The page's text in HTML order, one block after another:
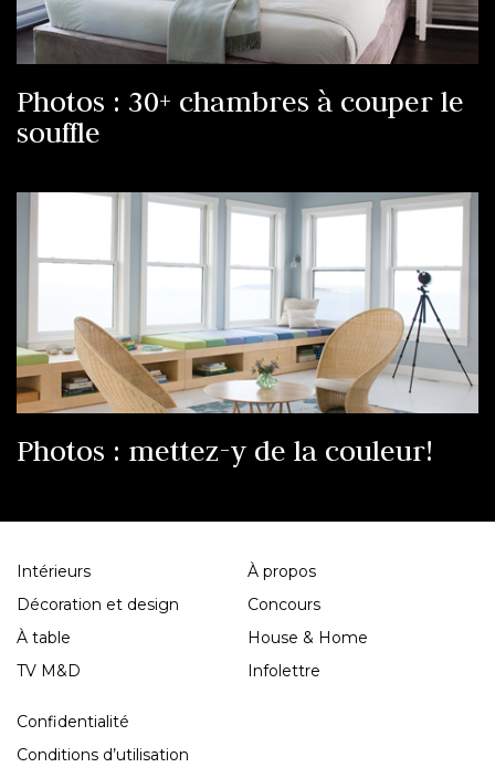
Photos : 30+ chambres à couper le
souffle
Photos : mettez-y de la couleur!
Intérieurs
Décoration et design
À table
TV M&D
À propos
Concours
House & Home
Infolettre
Confidentialité
Conditions d’utilisation